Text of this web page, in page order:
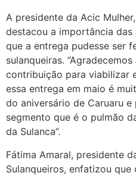
A presidente da Acic
destacou a importância
que a entrega pudesse ser
sulanqueiras.
contribuição para viabilizar
essa entrega em maio é
do aniversário de Caruaru
segmento que é o pulmão
da Sulanca”.
Fátima Amaral, presidente
Sulanqueiros, enfatizou